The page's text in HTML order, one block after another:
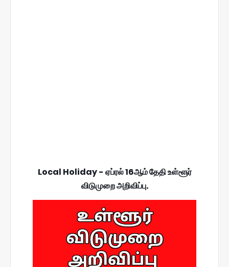
Local Holiday - ஏப்ரல் 16ஆம் தேதி உள்ளூர்
விடுமுறை அறிவிப்பு.